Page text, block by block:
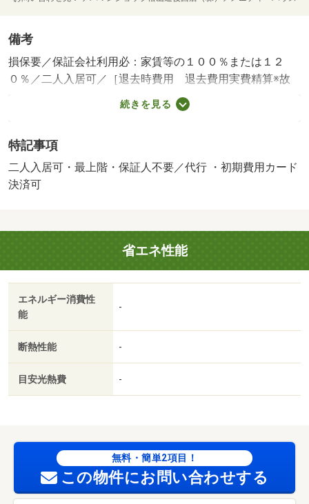
備考
損保要／保証会社利用必：家賃等の１００％または１２
０％／二人入居可／［退去時費用 退去費用実費精算※故
意・過失等別途実費］ 保証会社：プラザ賃貸保証／バス
トイレ別／エアコン／ＴＶインターホン／浴室乾燥機／室
証人不要／二人入居相談／２沿線利用可／家具付／２駅利
用可／駅徒歩１０分以内／礼金１ヶ月／保証会社利用可／
ＩＴ重説 対応物件／初期費用カード決済可／済生会松山
１７６０ｍ／セブンイレブン（コンビニ）まで１８１９ｍ
／セブンスター別府店（スーパー）まで２１３８ｍ／ファ
ミリーマート（コンビニ）まで２０６５ｍ/賃貸戸数:10戸
続きを見る
特記事項
二人入居可・最上階・保証人不要／代行 ・初期費用カード
決済可
省エネ性能
エネルギー消費性
能
-
断熱性能 -
目安光熱費 -
無料・簡単2項目！
この物件にお問い合わせする